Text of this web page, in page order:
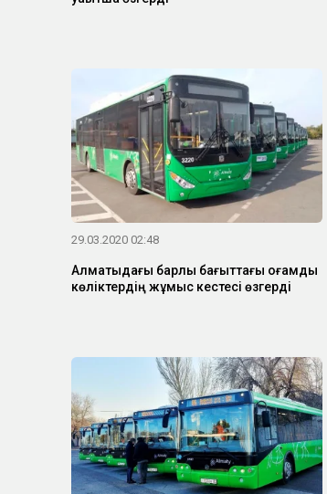
29.03.2020 02:48
Алматыдағы барлық бағыттағы қоғамдық
көліктердің жұмыс кестесі өзгерді